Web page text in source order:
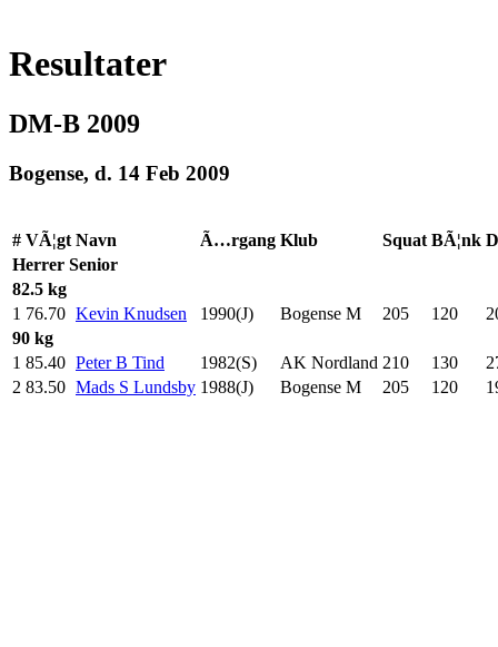
Resultater
DM-B 2009
Bogense, d. 14 Feb 2009
# VÃ¦gt Navn Ã…rgang Klub Squat BÃ¦nk
Herrer Senior
82.5 kg
1 76.70 Kevin Knudsen 1990(J) Bogense M 205 120
90 kg
1 85.40 Peter B Tind 1982(S) AK Nordland 210 130
2 83.50 Mads S Lundsby 1988(J) Bogense M 205 120